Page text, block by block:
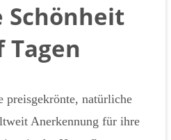
preisgekrönte, natürliche
Anerkennung für ihre